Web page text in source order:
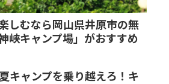
しむなら岡山県井原市の無
峡キャンプ場」がおすすめ
キャンプを乗り越えろ！キ